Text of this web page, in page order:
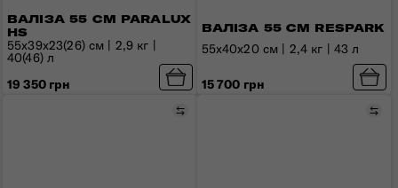
ВАЛІЗА 55 СМ PARALUX
HS
55x39x23(26) см | 2,9 кг |
40(46) л
19 350 грн
ВАЛІЗА 55 СМ RESPARK
55x40x20 см | 2,4 кг | 43 л
15 700 грн
Порівняти